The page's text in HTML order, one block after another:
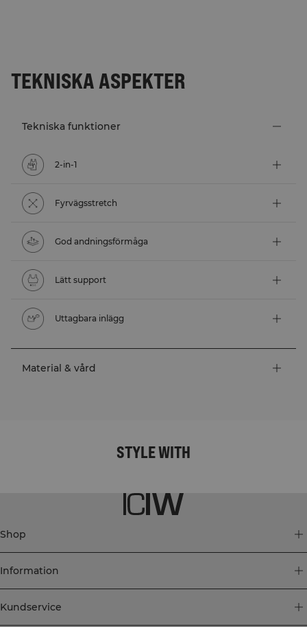
TEKNISKA ASPEKTER
Tekniska funktioner
2-in-1
Fyrvägsstretch
God andningsförmåga
Lätt support
Uttagbara inlägg
Material & vård
STYLE WITH
Shop
Information
Kundservice